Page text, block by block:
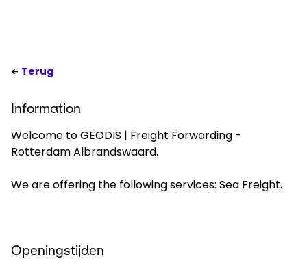
Netherlands​ - NL
Terug
Information
Welcome to GEODIS | Freight Forwarding -
Rotterdam Albrandswaard.
We are offering the following services: Sea Freight.
Openingstijden